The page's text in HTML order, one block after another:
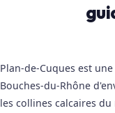
Plan-de-Cuques est
Bouches-du-Rhône
les collines calcaires